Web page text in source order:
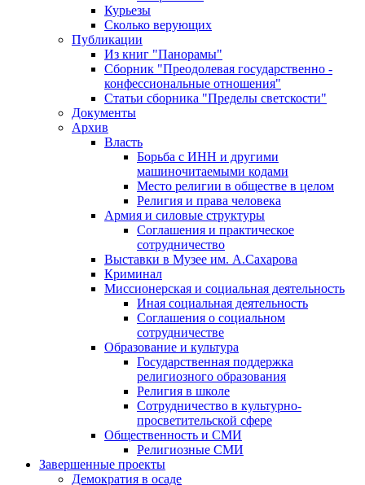
Курьезы
Сколько верующих
Публикации
Из книг "Панорамы"
Сборник "Преодолевая государственно -
конфессиональные отношения"
Статьи сборника "Пределы светскости"
Документы
Архив
Власть
Борьба с ИНН и другими
машиночитаемыми кодами
Место религии в обществе в целом
Религия и права человека
Армия и силовые структуры
Соглашения и практическое
сотрудничество
Выставки в Музее им. А.Сахарова
Криминал
Миссионерская и социальная деятельность
Иная социальная деятельность
Соглашения о социальном
сотрудничестве
Образование и культура
Государственная поддержка
религиозного образования
Религия в школе
Сотрудничество в культурно-
просветительской сфере
Общественность и СМИ
Религиозные СМИ
Завершенные проекты
Демократия в осаде